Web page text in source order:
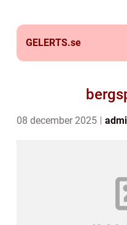
GELERTS.se
08 december 2025